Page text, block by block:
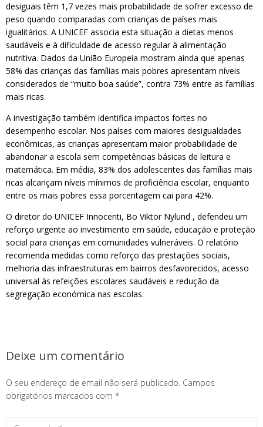
desiguais têm 1,7 vezes mais probabilidade de sofrer excesso de
peso quando comparadas com crianças de países mais
igualitários. A UNICEF associa esta situação a dietas menos
saudáveis ​​e à dificuldade de acesso regular à alimentação
nutritiva. Dados da União Europeia mostram ainda que apenas
58% das crianças das famílias mais pobres apresentam níveis
considerados de “muito boa saúde”, contra 73% entre as famílias
mais ricas.
A investigação também identifica impactos fortes no
desempenho escolar. Nos países com maiores desigualdades
econômicas, as crianças apresentam maior probabilidade de
abandonar a escola sem competências básicas de leitura e
matemática. Em média, 83% dos adolescentes das famílias mais
ricas alcançam níveis mínimos de proficiência escolar, enquanto
entre os mais pobres essa porcentagem cai para 42%.
O diretor do UNICEF Innocenti, Bo Viktor Nylund , defendeu um
reforço urgente ao investimento em saúde, educação e proteção
social para crianças em comunidades vulneráveis. O relatório
recomenda medidas como reforço das prestações sociais,
melhoria das infraestruturas em bairros desfavorecidos, acesso
universal às refeições escolares saudáveis ​​e redução da
segregação económica nas escolas.
Deixe um comentário
O seu endereço de email não será publicado. Campos
obrigatórios marcados com *